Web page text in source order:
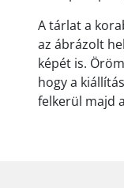
A tárlat a
az ábrázolt
képét is.
hogy a
felkerül majd